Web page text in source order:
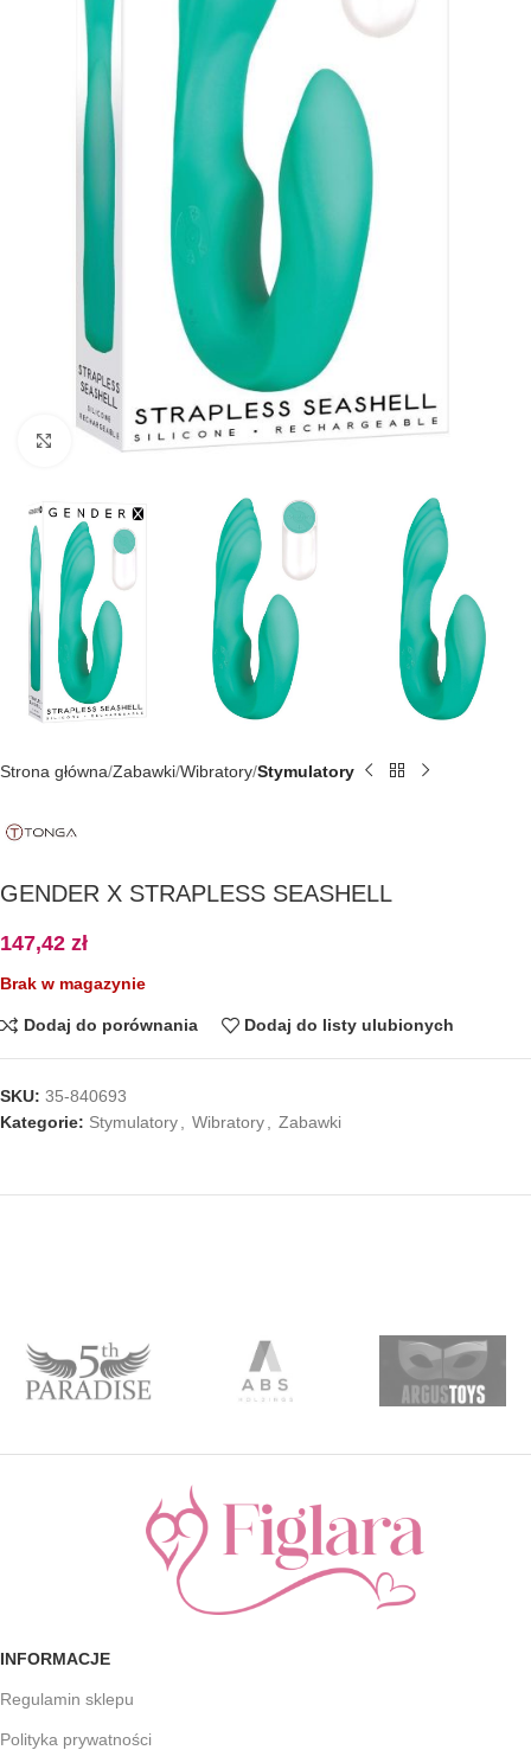
Kliknij, aby powiększyć
Strona główna Zabawki Wibratory Stymulatory
GENDER X STRAPLESS SEASHELL
147,42 zł
Brak w magazynie
Dodaj do porównania Dodaj do listy ulubionych
SKU: 35-840693
Kategorie: Stymulatory Wibratory Zabawki
INFORMACJE
Regulamin sklepu
Polityka prywatności